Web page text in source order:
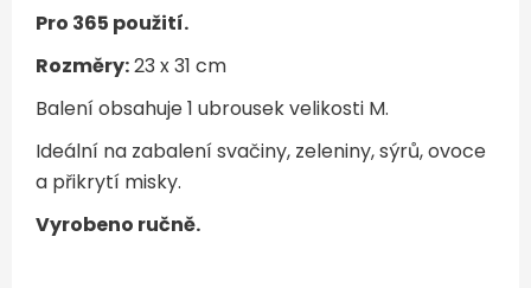
Pro 365 použití.
Rozměry:23 x 31 cm
Balení obsahuje 1 ubrousek velikosti M.
Ideální na zabalení svačiny, zeleniny, sýrů, ovoce
a přikrytí misky.
Vyrobeno ručně.